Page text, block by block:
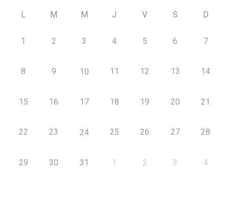
L M M J V S D
1 2 3 4 5 6 7
8 9 10 11 12 13 14
15 16 17 18 19 20 21
22 23 24 25 26 27 28
29 30 31 1 2 3 4